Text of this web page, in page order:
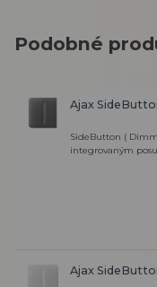
Podobné
Ajax
SideButton (
integrovaným
Ajax